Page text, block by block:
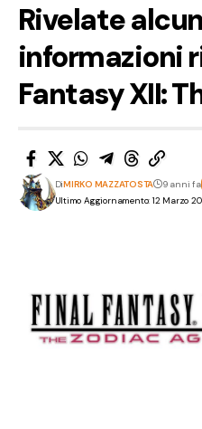
Rivelate
informazioni
Fantasy XII:
Ultimo Aggiornamento: 12 Marzo
DiMIRKO MAZZATOSTA 9 anni fa